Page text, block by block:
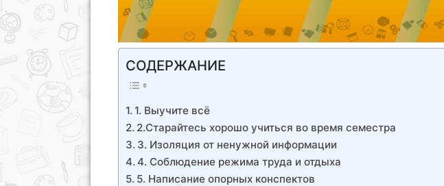
СОДЕРЖАНИЕ
1. Выучите всё
2.Старайтесь хорошо учиться во время семестра
3. Изоляция от ненужной информации
4. Соблюдение режима труда и отдыха
5. Написание опорных конспектов